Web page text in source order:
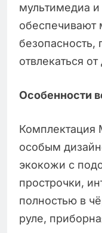
мультимедиа
обеспечивают
безопасность,
отвлекаться
Особенности
Комплектация
особым
экокожи с
прострочки,
полностью в
руле,